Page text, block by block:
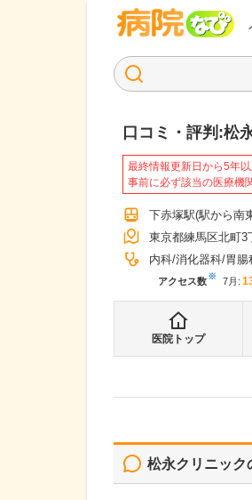
口コミ・評判:松
最終情報更新日から5年以
事前に必ず該当の医療機
下赤塚駅(駅から南
東京都練馬区北町3
内科 消化器科 胃腸
アクセス数※ 7月 :
医院トップ
松永クリニック